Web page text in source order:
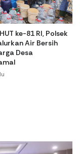
ke-81 RI, Polsek
Air Bersih
Desa